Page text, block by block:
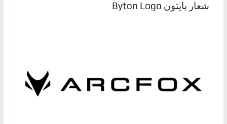
شعار بايتون Byton Logo